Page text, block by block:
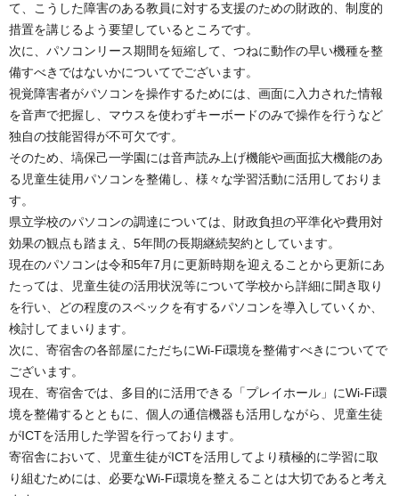
て、こうした障害のある教員に対する支援のための財政的、制度的
措置を講じるよう要望しているところです。
次に、パソコンリース期間を短縮して、つねに動作の早い機種を整
備すべきではないかについてでございます。
視覚障害者がパソコンを操作するためには、画面に入力された情報
を音声で把握し、マウスを使わずキーボードのみで操作を行うなど
独自の技能習得が不可欠です。
そのため、塙保己一学園には音声読み上げ機能や画面拡大機能のあ
る児童生徒用パソコンを整備し、様々な学習活動に活用しておりま
す。
県立学校のパソコンの調達については、財政負担の平準化や費用対
効果の観点も踏まえ、5年間の長期継続契約としています。
現在のパソコンは令和5年7月に更新時期を迎えることから更新にあ
たっては、児童生徒の活用状況等について学校から詳細に聞き取り
を行い、どの程度のスペックを有するパソコンを導入していくか、
検討してまいります。
次に、寄宿舎の各部屋にただちにWi-Fi環境を整備すべきについてで
ございます。
現在、寄宿舎では、多目的に活用できる「プレイホール」にWi-Fi環
境を整備するとともに、個人の通信機器も活用しながら、児童生徒
がICTを活用した学習を行っております。
寄宿舎において、児童生徒がICTを活用してより積極的に学習に取
り組むためには、必要なWi-Fi環境を整えることは大切であると考え